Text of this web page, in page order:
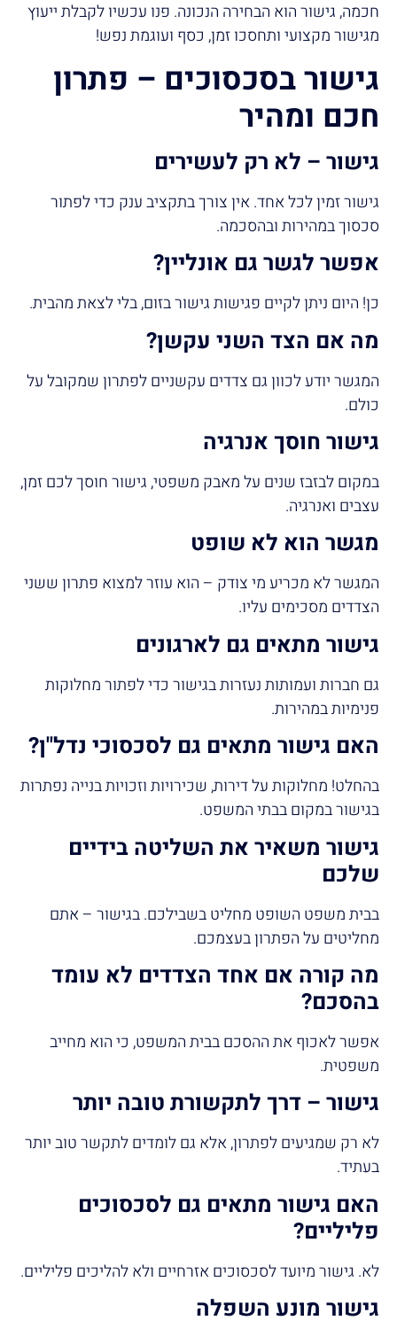
חכמה, גישור הוא הבחירה הנכונה. פנו עכשיו לקבלת ייעוץ
מגישור מקצועי ותחסכו זמן, כסף ועוגמת נפש!
גישור בסכסוכים – פתרון
חכם ומהיר
גישור – לא רק לעשירים
גישור זמין לכל אחד. אין צורך בתקציב ענק כדי לפתור
סכסוך במהירות ובהסכמה.
אפשר לגשר גם אונליין?
כן! היום ניתן לקיים פגישות גישור בזום, בלי לצאת מהבית.
מה אם הצד השני עקשן?
המגשר יודע לכוון גם צדדים עקשניים לפתרון שמקובל על
כולם.
גישור חוסך אנרגיה
במקום לבזבז שנים על מאבק משפטי, גישור חוסך לכם זמן,
עצבים ואנרגיה.
מגשר הוא לא שופט
המגשר לא מכריע מי צודק – הוא עוזר למצוא פתרון ששני
הצדדים מסכימים עליו.
גישור מתאים גם לארגונים
גם חברות ועמותות נעזרות בגישור כדי לפתור מחלוקות
פנימיות במהירות.
האם גישור מתאים גם לסכסוכי נדל"ן?
בהחלט! מחלוקות על דירות, שכירויות וזכויות בנייה נפתרות
בגישור במקום בבתי המשפט.
גישור משאיר את השליטה בידיים
שלכם
בבית משפט השופט מחליט בשבילכם. בגישור – אתם
מחליטים על הפתרון בעצמכם.
מה קורה אם אחד הצדדים לא עומד
בהסכם?
אפשר לאכוף את ההסכם בבית המשפט, כי הוא מחייב
משפטית.
גישור – דרך לתקשורת טובה יותר
לא רק שמגיעים לפתרון, אלא גם לומדים לתקשר טוב יותר
בעתיד.
האם גישור מתאים גם לסכסוכים
פליליים?
לא. גישור מיועד לסכסוכים אזרחיים ולא להליכים פליליים.
גישור מונע השפלה